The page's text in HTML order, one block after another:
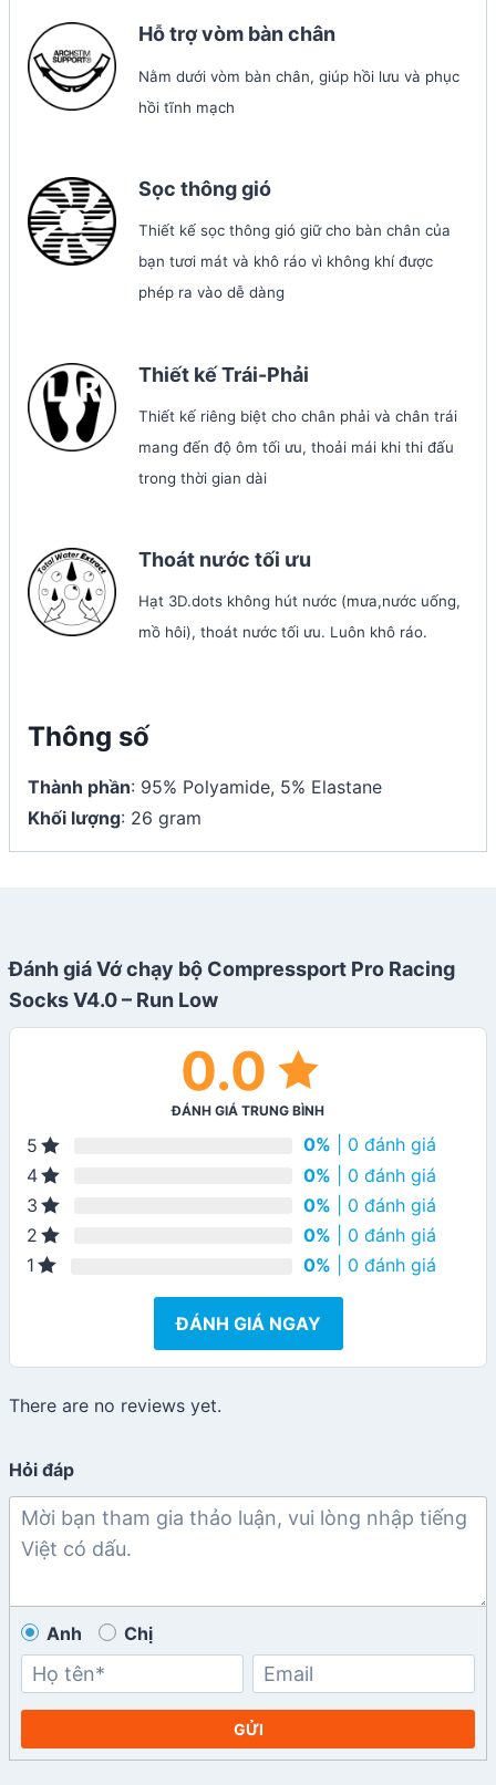
Hỗ trợ vòm bàn chân
Nằm dưới vòm bàn chân, giúp hồi lưu và phục
hồi tĩnh mạch
Sọc thông gió
Thiết kế sọc thông gió giữ cho bàn chân của
bạn tươi mát và khô ráo vì không khí được
phép ra vào dễ dàng
Thiết kế Trái-Phải
Thiết kế riêng biệt cho chân phải và chân trái
mang đến độ ôm tối ưu, thoải mái khi thi đấu
trong thời gian dài
Thoát nước tối ưu
Hạt 3D.dots không hút nước (mưa,nước uống,
mồ hôi), thoát nước tối ưu. Luôn khô ráo.
Thông số
Thành phần: 95% Polyamide, 5% Elastane
Khối lượng: 26 gram
Đánh giá Vớ chạy bộ Compressport Pro Racing
Socks V4.0 – Run Low
0.0
ĐÁNH GIÁ TRUNG BÌNH
5 0% | 0 đánh giá
4
0% | 0 đánh giá
3
0% | 0 đánh giá
2
0% | 0 đánh giá
1
0% | 0 đánh giá
ĐÁNH GIÁ NGAY
There are no reviews yet.
Hỏi đáp
Anh Chị
GỬI